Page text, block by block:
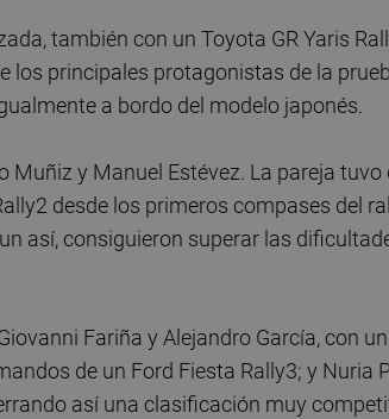
también con un Toyota GR Yaris
los principales protagonistas de la
a bordo del modelo japonés.
y Manuel Estévez. La pareja
desde los primeros compases del
así, consiguieron superar las
Fariña y Alejandro García, con
de un Ford Fiesta Rally3; y Nuria
así una clasificación muy